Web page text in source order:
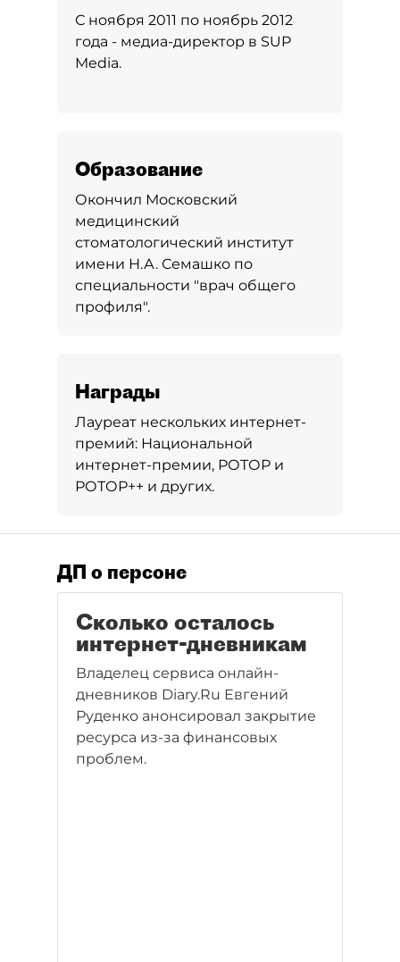
С ноября 2011 по ноябрь 2012
года - медиа-директор в SUP
Media.
Образование
Окончил Московский
медицинский
стоматологический институт
имени Н.А. Семашко по
специальности "врач общего
профиля".
Награды
Лауреат нескольких интернет-
премий: Национальной
интернет-премии, РОТОР и
РОТОР++ и других.
ДП о персоне
Сколько осталось
интернет-дневникам
Владелец сервиса онлайн-
дневников Diary.Ru Евгений
Руденко анонсировал закрытие
ресурса из-за финансовых
проблем.